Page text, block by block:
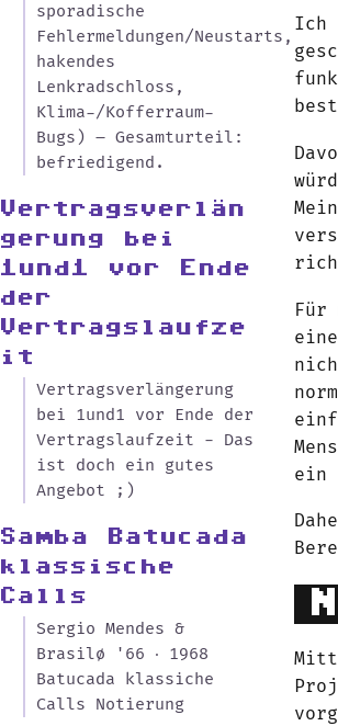
sporadische
Fehlermeldungen/Neustarts,
hakendes
Lenkradschloss,
Klima-/Kofferraum-
Bugs) – Gesamturteil:
befriedigend.
Vertragsverlän
gerung bei
1und1 vor Ende
der
Vertragslaufze
it
Vertragsverlängerung
bei 1und1 vor Ende der
Vertragslaufzeit - Das
ist doch ein gutes
Angebot ;)
Samba Batucada
klassische
Calls
Sergio Mendes &
Brasilø '66 ‧ 1968
Batucada klassiche
Calls Notierung
Ich
ein